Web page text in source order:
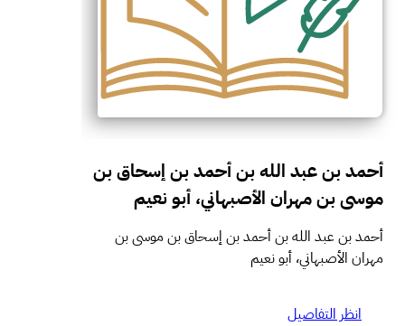
أحمد بن عبد الله بن أحمد بن إسحاق بن
موسى بن مهران الأصبهاني، أبو نعيم
أحمد بن عبد الله بن أحمد بن إسحاق بن موسى بن
مهران الأصبهاني، أبو نعيم
انظر التفاصيل